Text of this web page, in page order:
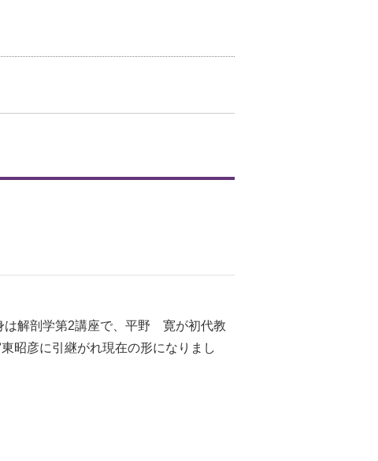
は解剖学第2講座で、平野 寛が初代教
昭彦に引継がれ現在の形になりまし